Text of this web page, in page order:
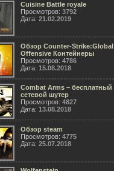
Cuisine Battle royale
Просмотров: 3792
Дата: 21.02.2019
Обзор Counter-Strike:Global
Offensive Контейнеры
Просмотров: 4786
Дата: 15.08.2018
Combat Arms – бесплатный
сетевой шутер
Просмотров: 4827
Дата: 13.08.2018
Обзор steam
Просмотров: 4775
Дата: 25.07.2018